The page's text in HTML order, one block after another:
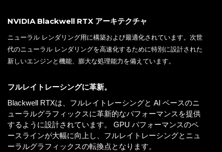
NVIDIA Blackwell RTX アーキテクチャ
ニューラル レンダリング用に構築および最適化されています。次世
代のニューラル レンダリングを高速化するために特別に設計された
新しいエンジンと機能、膨大な処理能力を備えています。
フルレイトレーシングに革新。
Blackwell RTXは、フルレイトレーシングと AI ベースのニ
ューラルグラフィックスに革新的なパフォーマンスを提供
するように設計されています。 GPU パフォーマンスのベ
ースラインが大幅に向上し、フルレイトレーシングとニュ
ーラルグラフィックスの転換点となります。